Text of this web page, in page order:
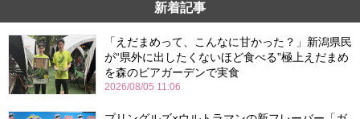
新着記事
「えだまめって、こんなに甘かった？」新潟県民
が“県外に出したくないほど食べる”極上えだまめ
を森のビアガーデンで実食
2026/08/05 11:06